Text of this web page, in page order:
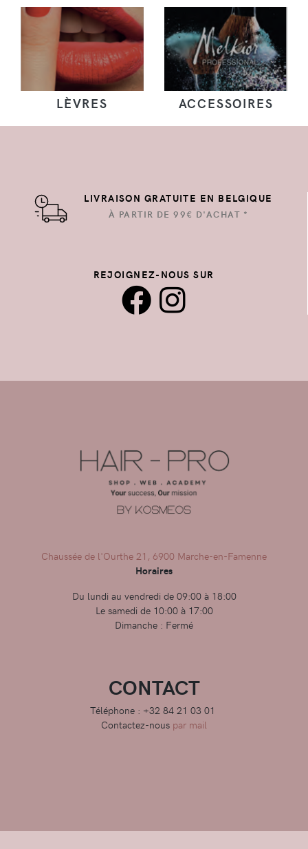
LÈVRES ACCESSOIRES
LIVRAISON GRATUITE EN BELGIQUE
À PARTIR DE 99€ D'ACHAT *
REJOIGNEZ-NOUS SUR
Chaussée de l'Ourthe 21, 6900 Marche-en-Famenne
Horaires
Du lundi au vendredi de 09:00 à 18:00
Le samedi de 10:00 à 17:00
Dimanche : Fermé
CONTACT
Téléphone : +32 84 21 03 01
Contactez-nous par mail